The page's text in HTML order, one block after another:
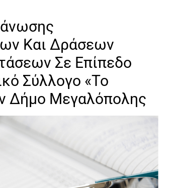
Και Δράσεων
Σε Επίπεδο
Σύλλογο «Το
Δήμο Μεγαλόπολης